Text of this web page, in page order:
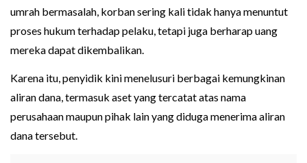
umrah bermasalah, korban sering kali tidak hanya menuntut
proses hukum terhadap pelaku, tetapi juga berharap uang
mereka dapat dikembalikan.
Karena itu, penyidik kini menelusuri berbagai kemungkinan
aliran dana, termasuk aset yang tercatat atas nama
perusahaan maupun pihak lain yang diduga menerima aliran
dana tersebut.